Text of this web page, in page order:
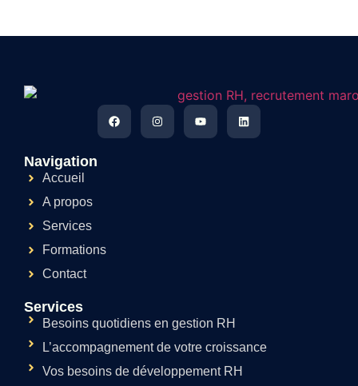
Navigation
Accueil
A propos
Services
Formations
Contact
Services
Besoins quotidiens en gestion RH
L’accompagnement de votre croissance
Vos besoins de développement RH